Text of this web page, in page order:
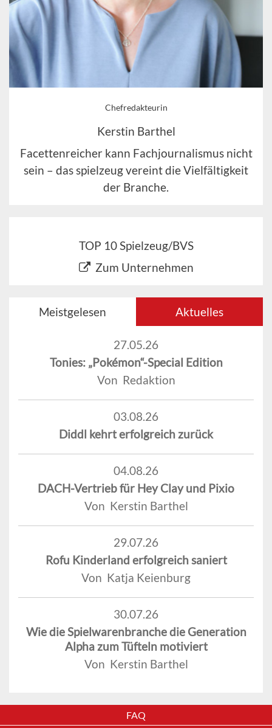
Chefredakteurin
Kerstin Barthel
Facettenreicher kann Fachjournalismus nicht
sein – das spielzeug vereint die Vielfältigkeit
der Branche.
TOP 10 Spielzeug/BVS
Zum Unternehmen
Meistgelesen Aktuelles
27.05.26
Tonies: „Pokémon“-Special Edition
Von Redaktion
03.08.26
Diddl kehrt erfolgreich zurück
04.08.26
DACH-Vertrieb für Hey Clay und Pixio
Von Kerstin Barthel
29.07.26
Rofu Kinderland erfolgreich saniert
Von Katja Keienburg
30.07.26
Wie die Spielwarenbranche die Generation
Alpha zum Tüfteln motiviert
Von Kerstin Barthel
FAQ